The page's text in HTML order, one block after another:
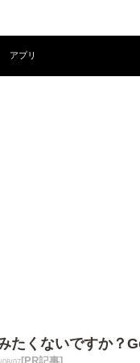
アプリ
たくないですか？